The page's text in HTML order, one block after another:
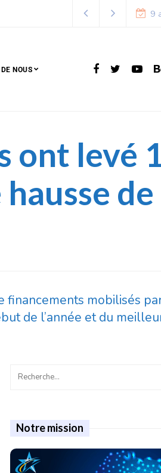
9
NOUS
ont levé
de
financements mobilisés
de l’année et du
Notre mission